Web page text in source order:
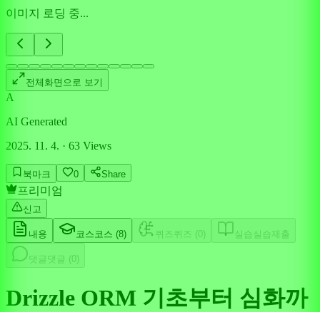
이미지 로딩 중...
전체화면으로 보기
A
AI Generated
2025. 11. 4. · 63 Views
북마크 0 Share
프리미엄
신고
내용 코스 코스 (8) 퀴즈 퀴즈 (0 ) 실습실습제출
댓글 댓글 (0 )
Drizzle ORM 기초부터 심화까